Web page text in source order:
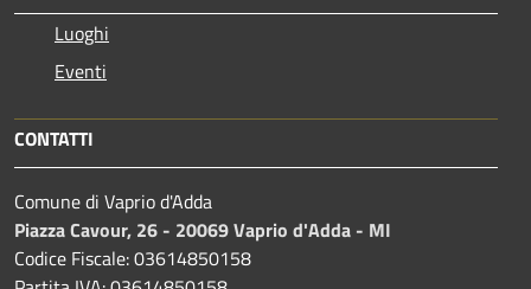
Luoghi
Eventi
CONTATTI
Comune di Vaprio d'Adda
Piazza Cavour, 26 - 20069 Vaprio d'Adda - MI
Codice Fiscale: 03614850158